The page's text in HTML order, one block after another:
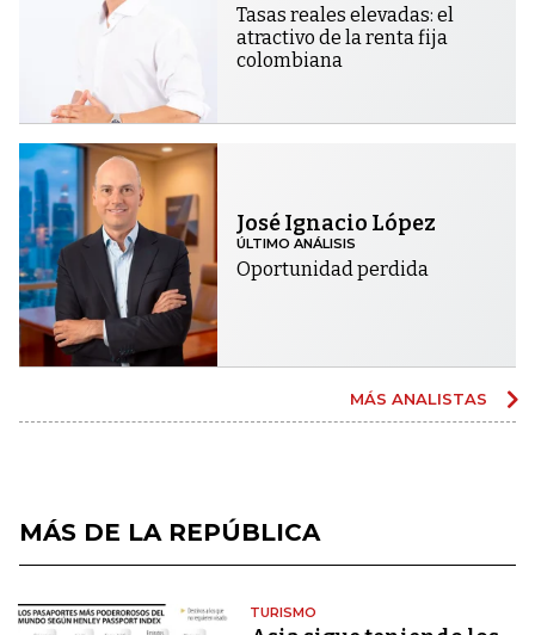
Tasas reales elevadas: el
atractivo de la renta fija
colombiana
José Ignacio López
ÚLTIMO ANÁLISIS
Oportunidad perdida
MÁS ANALISTAS
MÁS DE LA REPÚBLICA
TURISMO